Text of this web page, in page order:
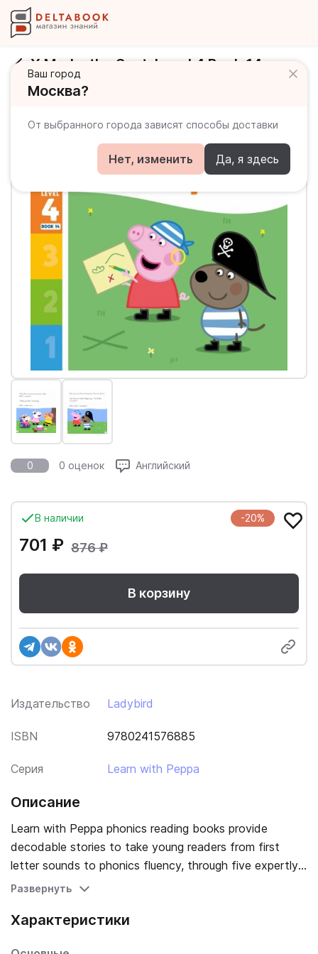
Ваш город
Москва?
От выбранного города зависят способы доставки
Нет, изменить Да, я здесь
X Marks the Spot. Level 4 Book 14
0 0 оценок Английский
Издательство Ladybird
ISBN 9780241576885
Серия Learn with Peppa
В наличии -20%
701 ₽ 876 ₽
В корзину
Описание
Learn with Peppa phonics reading books provide
decodable stories to take young readers from first
letter sounds to phonics fluency, through five expertly
graded levels. - Peppa and her friends take centre
Five levels of stories introduce letters and sounds in
Развернуть
Характеристики